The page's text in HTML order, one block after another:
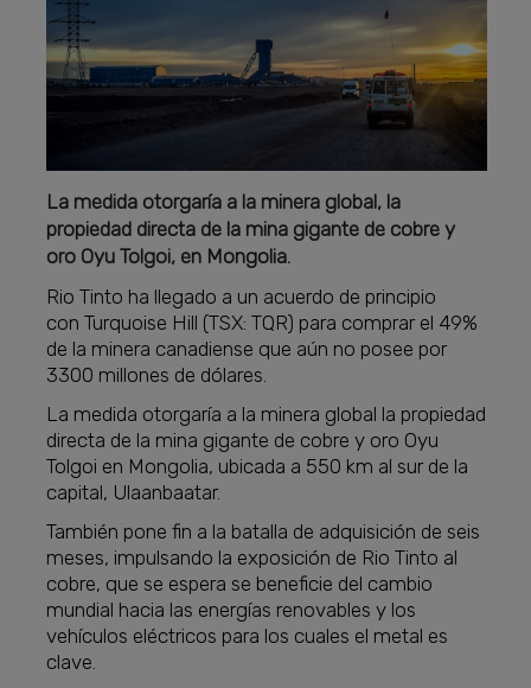
La medida otorgaría a la minera global, la
propiedad directa de la mina gigante de cobre y
oro Oyu Tolgoi, en Mongolia.
Rio Tinto ha llegado a un acuerdo de principio
con Turquoise Hill (TSX: TQR) para comprar el 49%
de la minera canadiense que aún no posee por
3300 millones de dólares.
La medida otorgaría a la minera global la propiedad
directa de la mina gigante de cobre y oro Oyu
Tolgoi en Mongolia, ubicada a 550 km al sur de la
capital, Ulaanbaatar.
También pone fin a la batalla de adquisición de seis
meses, impulsando la exposición de Rio Tinto al
cobre, que se espera se beneficie del cambio
mundial hacia las energías renovables y los
vehículos eléctricos para los cuales el metal es
clave.